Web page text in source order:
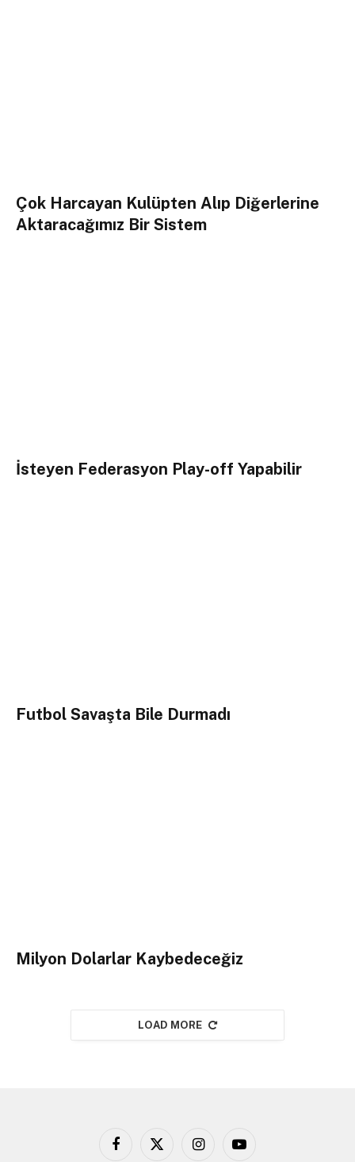
Çok Harcayan Kulüpten Alıp Diğerlerine
Aktaracağımız Bir Sistem
İsteyen Federasyon Play-off Yapabilir
Futbol Savaşta Bile Durmadı
Milyon Dolarlar Kaybedeceğiz
LOAD MORE
Facebook
X
InstagramYouTube